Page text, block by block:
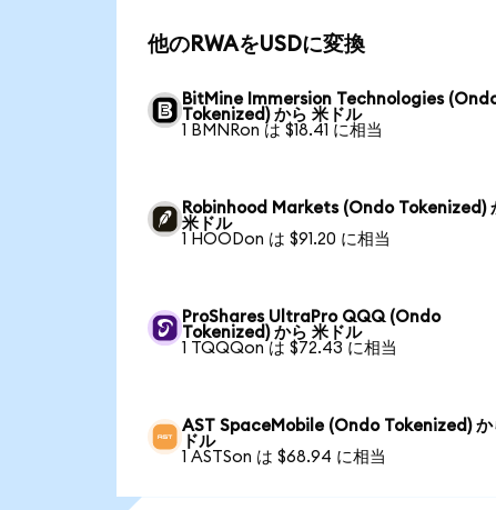
他のRWAをUSDに変換
BitMine Immersion Technologies
Tokenized) から 米ドル
1 BMNRon は $18.41 に相当
Robinhood Markets (Ondo Tokenized)
米ドル
1 HOODon は $91.20 に相当
ProShares UltraPro QQQ (Ondo
Tokenized) から 米ドル
1 TQQQon は $72.43 に相当
AST SpaceMobile (Ondo Tokenized) か
ドル
1 ASTSon は $68.94 に相当